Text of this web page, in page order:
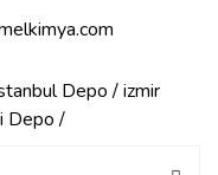
Depo / izmir
Depo /